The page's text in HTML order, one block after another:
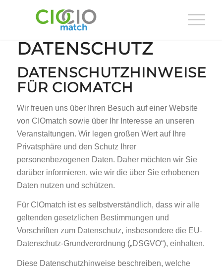
DATENSCHUTZ
DATENSCHUTZHINWEISE
FÜR CIOMATCH
Wir freuen uns über Ihren Besuch auf einer Website
von CIOmatch sowie über Ihr Interesse an unseren
Veranstaltungen. Wir legen großen Wert auf Ihre
Privatsphäre und den Schutz Ihrer
personenbezogenen Daten. Daher möchten wir Sie
darüber informieren, wie wir die über Sie erhobenen
Daten nutzen und schützen.
Für CIOmatch ist es selbstverständlich, dass wir alle
geltenden gesetzlichen Bestimmungen und
Vorschriften zum Datenschutz, insbesondere die EU-
Datenschutz-Grundverordnung („DSGVO“), einhalten.
Diese Datenschutzhinweise beschreiben, welche